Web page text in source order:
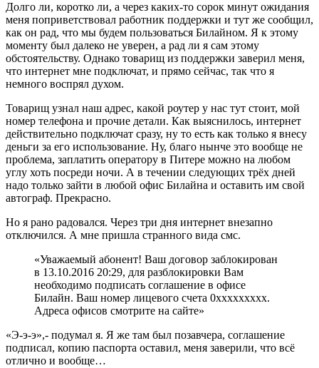
Долго ли, коротко ли, а через каких-то сорок минут ожидания
меня поприветствовал работник поддержки и тут же сообщил,
как он рад, что мы будем пользоваться Билайном. Я к этому
моменту был далеко не уверен, а рад ли я сам этому
обстоятельству. Однако товарищ из поддержки заверил меня,
что интернет мне подключат, и прямо сейчас, так что я
немного воспрял духом.
Товарищ узнал наш адрес, какой роутер у нас тут стоит, мой
номер телефона и прочие детали. Как выяснилось, интернет
действительно подключат сразу, ну то есть как только я внесу
деньги за его использование. Ну, благо нынче это вообще не
проблема, заплатить оператору в Питере можно на любом
углу хоть посреди ночи. А в течении следующих трёх дней
надо только зайти в любой офис Билайна и оставить им свой
автограф. Прекрасно.
Но я рано радовался. Через три дня интернет внезапно
отключился. А мне пришла странного вида смс.
«Уважаемый абонент! Ваш договор заблокирован
в 13.10.2016 20:29, для разблокировки Вам
необходимо подписать соглашение в офисе
Билайн. Ваш номер лицевого счета 0ххххххххх.
Адреса офисов смотрите на сайте»
«Э-э-э»,- подумал я. Я же там был позавчера, соглашение
подписал, копию паспорта оставил, меня заверили, что всё
отлично и вообще…